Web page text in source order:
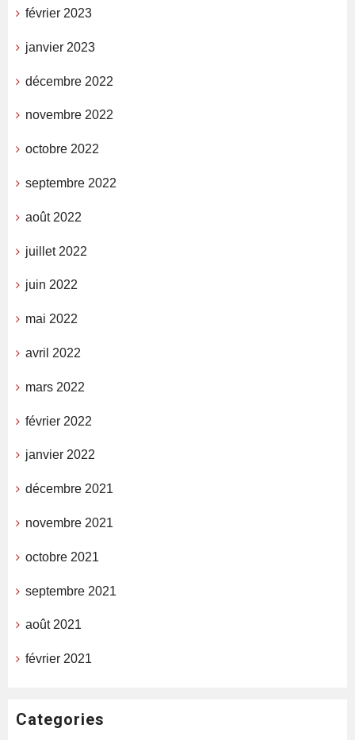
février 2023
janvier 2023
décembre 2022
novembre 2022
octobre 2022
septembre 2022
août 2022
juillet 2022
juin 2022
mai 2022
avril 2022
mars 2022
février 2022
janvier 2022
décembre 2021
novembre 2021
octobre 2021
septembre 2021
août 2021
février 2021
Categories